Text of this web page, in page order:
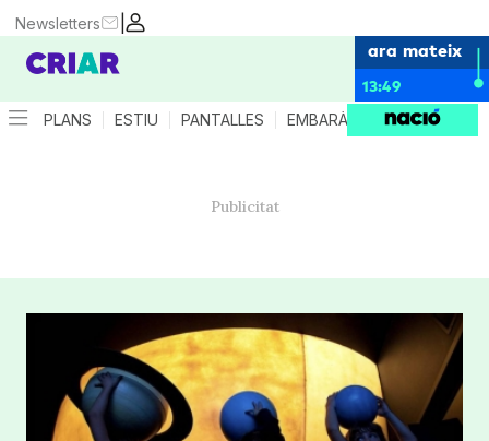
|
Newsletters
ara mateix
13:49
PLANS ESTIU PANTALLES EMBARÀS CRIANÇA